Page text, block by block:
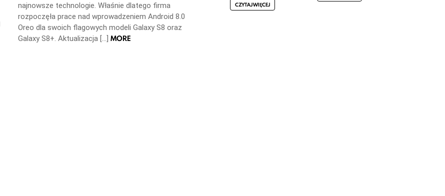
najnowsze technologie. Właśnie dlatego firma
rozpoczęła prace nad wprowadzeniem Android 8.0
Oreo dla swoich flagowych modeli Galaxy S8 oraz
Galaxy S8+. Aktualizacja […] MORE
CZYTAJ WIĘCEJ